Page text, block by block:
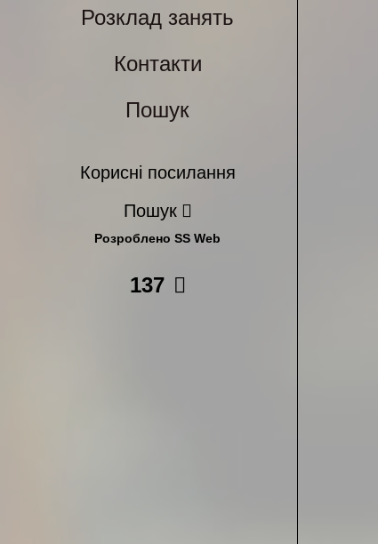
Розклад занять
Контакти
Пошук
Корисні посилання
Пошук
Розроблено SS Web
137